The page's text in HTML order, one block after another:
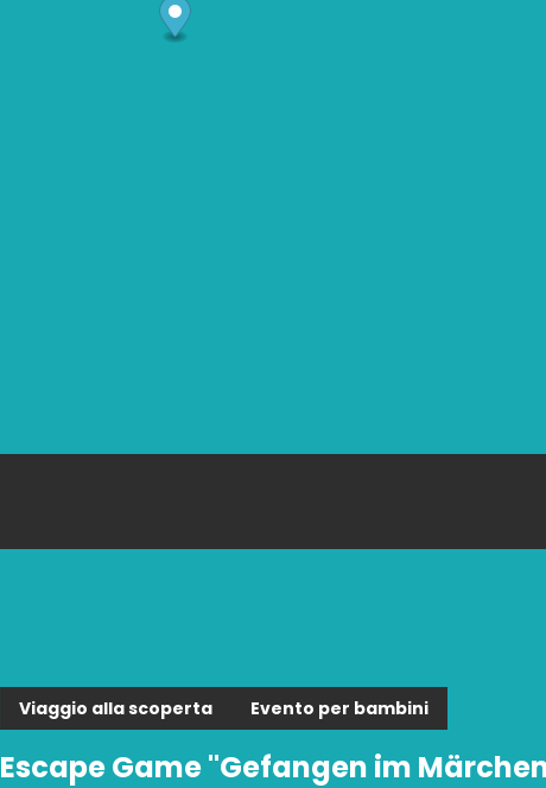
Viaggio alla scoperta Evento per bambini
Escape Game "Gefangen im